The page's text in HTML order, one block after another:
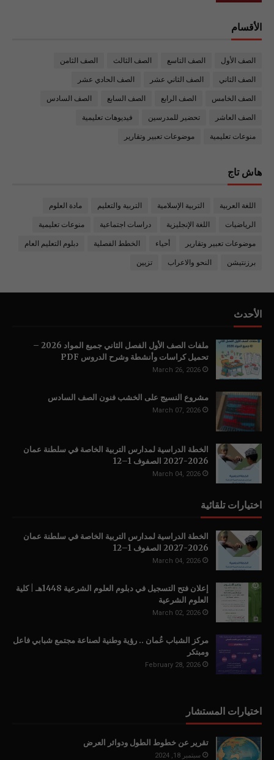
الأقسام
الصف الأول الصف التاسع الصف الثالث الصف الثامن
الصف الثاني الصف الثاني عشر الصف الحادي عشر
الصف الخامس الصف الرابع الصف السابع الصف السادس
الصف العاشر تحضير للمدرسين فيديوهات تعليمية
منوعات تعليمية موضوعات تعبير وتقارير
هاش تاج
اللغة العربية التربية الإسلامية التربية والتعليم مادة العلوم
الرياضيات اللغة الإنجليزية دراسات اجتماعية منوعات تعليمية
موضوعات تعبير وتقارير أحياء الخطط الفصلية دبلوم التعليم العام
برزنتيشن النحو والاعراب تزيين
الأحدث
ملفات الصف الأول الفصل الثاني جميع المواد 2026 –
تحميل كراسات وأنشطة وشرح الدروس PDF
March 26, 2026
مشروع النسيج على الخشب فنون الصف السادس
March 07, 2026
الخطة الدراسية لمدارس التربية الخاصة في سلطنة عمان
2026-2027 الصفوف 1–12
March 04, 2026
اختيارات تلقائية
الخطة الدراسية لمدارس التربية الخاصة في سلطنة عمان
2026-2027 الصفوف 1–12
March 04, 2026
إعلان فتح التسجيل في دبلوم العلوم الشرعية 1448هـ | كلية
العلوم الشرعية
March 02, 2026
مركز الشباب عُمان .. رؤية وطنية لصناعة مجتمع شبابي فاعل
ومبتكر
February 28, 2026
اختيارات المستشار
تقرير عن خطوط الطول ودوائر العرض
سبتمبر 18, 2024